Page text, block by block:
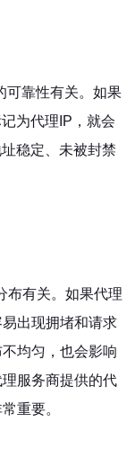
可靠性有关。如果
为代理IP，就会
稳定、未被封禁
布有关。如果代理
出现拥堵和请求
均匀，也会影响
服务商提供的代
重要。